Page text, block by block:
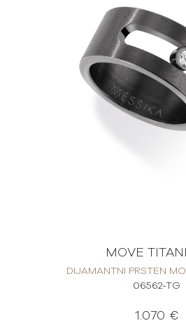
MOVE
DIJAMANTNI PRSTEN
06562-TG
1.070 €